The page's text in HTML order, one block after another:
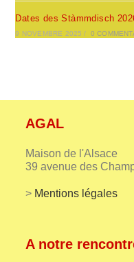
Dates des Stàmmdisch
9 NOVEMBRE 2025 / 0
AGAL
Maison de l'Alsace
39 avenue des
> Mentions légales
A notre